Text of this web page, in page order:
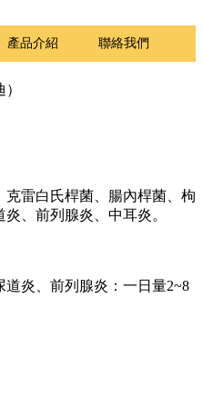
產品介紹 聯絡我們
雷白氏桿菌、腸內桿菌、枸
、前列腺炎、中耳炎。
炎、前列腺炎：一日量2~8